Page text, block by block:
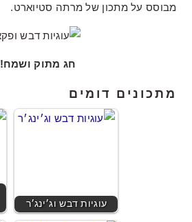
מבוסס על מתכון של מרתה סטיוארט.
חג מתוק ושמח!
מתכונים דומים
עוגיות דבש וג׳ינג׳ר